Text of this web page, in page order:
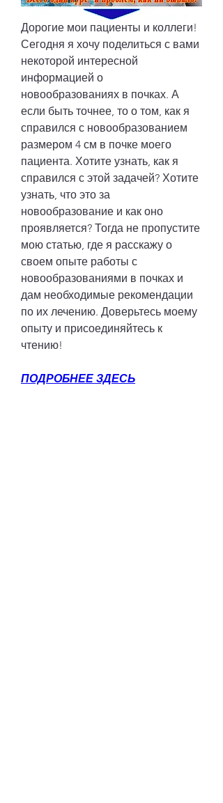
Дорогие мои пациенты и коллеги!
Сегодня я хочу поделиться с вами
некоторой интересной
информацией о
новообразованиях в почках. А
если быть точнее, то о том, как я
справился с новообразованием
размером 4 см в почке моего
пациента. Хотите узнать, как я
справился с этой задачей? Хотите
узнать, что это за
новообразование и как оно
проявляется? Тогда не пропустите
мою статью, где я расскажу о
своем опыте работы с
новообразованиями в почках и
дам необходимые рекомендации
по их лечению. Доверьтесь моему
опыту и присоединяйтесь к
чтению!
ПОДРОБНЕЕ ЗДЕСЬ